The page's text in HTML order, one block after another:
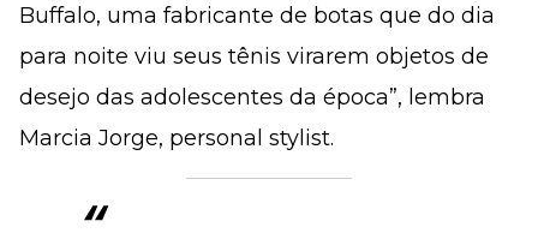
Buffalo, uma fabricante de botas que do dia
para noite viu seus tênis virarem objetos de
desejo das adolescentes da época”, lembra
Marcia Jorge, personal stylist.